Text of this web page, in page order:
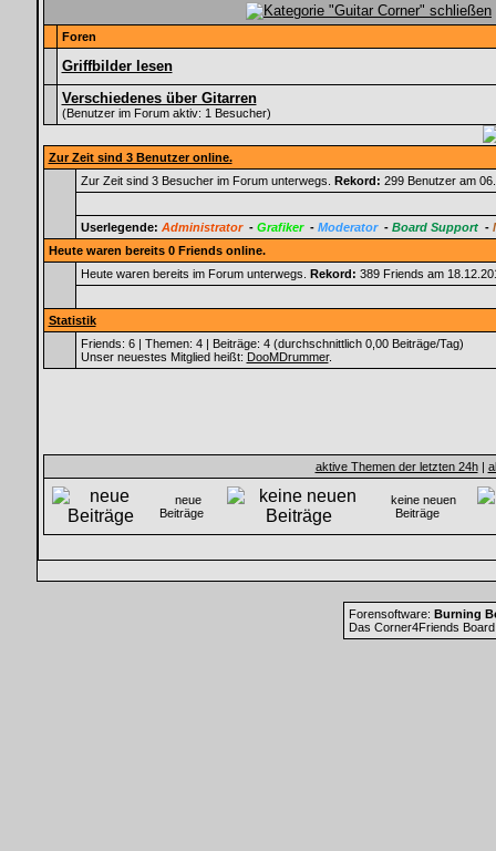
Foren
Griffbilder lesen
Verschiedenes über Gitarren
(Benutzer im Forum aktiv: 1 Besucher)
Zur Zeit sind 3 Benutzer online.
Zur Zeit sind 3 Besucher im Forum unterwegs. Rekord: 299 Benutzer am
Userlegende: Administrator- Grafiker- Moderator- Board Support-
Heute waren bereits 0 Friends online.
Heute waren bereits im Forum unterwegs. Rekord: 389 Friends am
Statistik
Friends: 6 | Themen: 4 | Beiträge: 4 (durchschnittlich 0,00 Beiträge/Tag)
Unser neuestes Mitglied heißt: DooMDrummer.
aktive Themen der letzten 24h|
neue
Beiträge
keine neuen
Beiträge
Forensoftware: Burning
Das Corner4Friends